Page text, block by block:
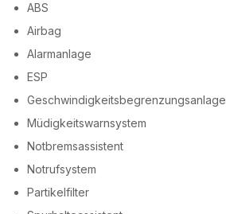
ABS
Airbag
Alarmanlage
ESP
Geschwindigkeitsbegrenzungsanlage
Müdigkeitswarnsystem
Notbremsassistent
Notrufsystem
Partikelfilter